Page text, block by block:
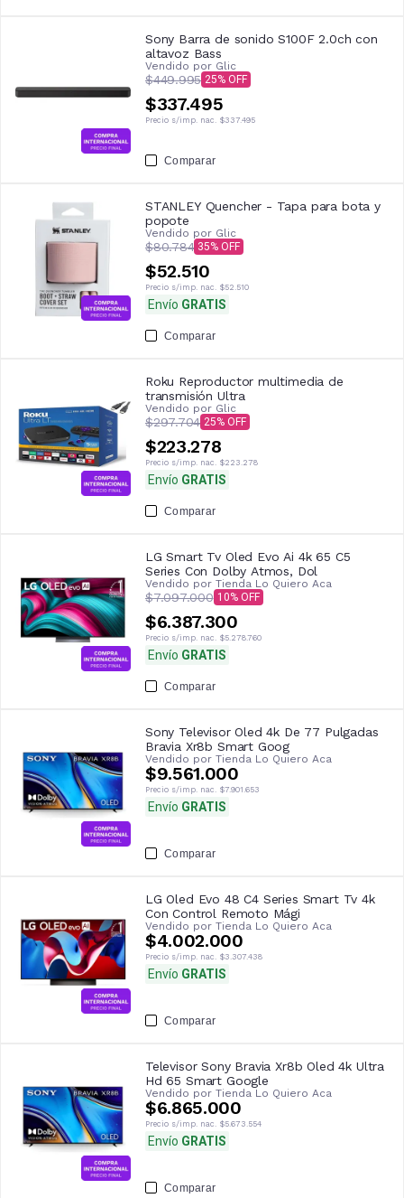
Sony Barra de sonido S100F 2.0ch con
altavoz Bass
Vendido por Glic
$449.995 25
$337.495
Precio s/imp. nac. $337.495
Comparar
STANLEY Quencher - Tapa para bota y
popote
Vendido por Glic
$80.784 35
$52.510
Precio s/imp. nac. $52.510
Envío GRATIS
Comparar
Roku Reproductor multimedia de
transmisión Ultra
Vendido por Glic
$297.704 25
$223.278
Precio s/imp. nac. $223.278
Envío GRATIS
Comparar
LG Smart Tv Oled Evo Ai 4k 65 C5
Series Con Dolby Atmos, Dol
Vendido por Tienda Lo Quiero Aca
$7.097.000 10
$6.387.300
Precio s/imp. nac. $5.278.760
Envío GRATIS
Comparar
Sony Televisor Oled 4k De 77 Pulgadas
Bravia Xr8b Smart Goog
Vendido por Tienda Lo Quiero Aca
$9.561.000
Precio s/imp. nac. $7.901.653
Envío GRATIS
Comparar
LG Oled Evo 48 C4 Series Smart Tv 4k
Con Control Remoto Mági
Vendido por Tienda Lo Quiero Aca
$4.002.000
Precio s/imp. nac. $3.307.438
Envío GRATIS
Comparar
Televisor Sony Bravia Xr8b Oled 4k Ultra
Hd 65 Smart Google
Vendido por Tienda Lo Quiero Aca
$6.865.000
Precio s/imp. nac. $5.673.554
Envío GRATIS
Comparar